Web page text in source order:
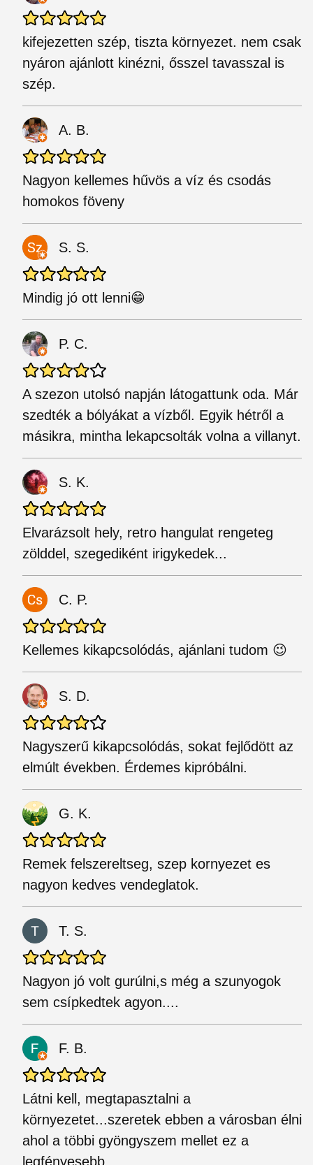
kifejezetten szép, tiszta környezet. nem csak
nyáron ajánlott kinézni, ősszel tavasszal is
szép.
A. B.
Nagyon kellemes hűvös a víz és csodás
homokos föveny
S. S.
Mindig jó ott lenni😁
P. C.
A szezon utolsó napján látogattunk oda. Már
szedték a bólyákat a vízből. Egyik hétről a
másikra, mintha lekapcsolták volna a villanyt.
S. K.
Elvarázsolt hely, retro hangulat rengeteg
zölddel, szegediként irigykedek...
C. P.
Kellemes kikapcsolódás, ajánlani tudom 😉
S. D.
Nagyszerű kikapcsolódás, sokat fejlődött az
elmúlt években. Érdemes kipróbálni.
G. K.
Remek felszereltseg, szep kornyezet es
nagyon kedves vendeglatok.
T. S.
Nagyon jó volt gurúlni,s még a szunyogok
sem csípkedtek agyon....
F. B.
Látni kell, megtapasztalni a
környezetet...szeretek ebben a városban élni
ahol a többi gyöngyszem mellet ez a
legfényesebb